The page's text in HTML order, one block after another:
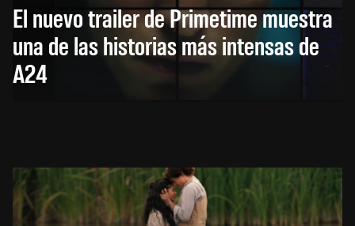
El nuevo trailer de Primetime muestra
una de las historias más intensas de
A24